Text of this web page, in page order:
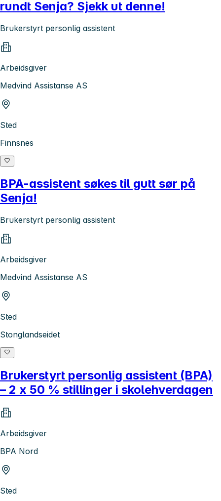
rundt Senja? Sjekk ut denne!
Brukerstyrt personlig assistent
Arbeidsgiver
Medvind Assistanse AS
Sted
Finnsnes
BPA-assistent søkes til gutt sør på
Senja!
Brukerstyrt personlig assistent
Arbeidsgiver
Medvind Assistanse AS
Sted
Stonglandseidet
Brukerstyrt personlig assistent (BPA)
– 2 x 50 % stillinger i skolehverdagen
Arbeidsgiver
BPA Nord
Sted